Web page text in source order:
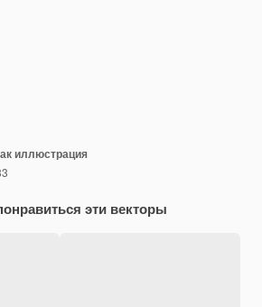
иллюстрация
эти векторы